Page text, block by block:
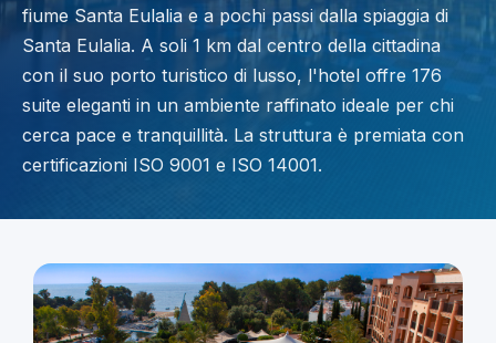
fiume Santa Eulalia e a pochi passi dalla spiaggia di
Santa Eulalia. A soli 1 km dal centro della cittadina
con il suo porto turistico di lusso, l'hotel offre 176
suite eleganti in un ambiente raffinato ideale per chi
cerca pace e tranquillità. La struttura è premiata con
certificazioni ISO 9001 e ISO 14001.